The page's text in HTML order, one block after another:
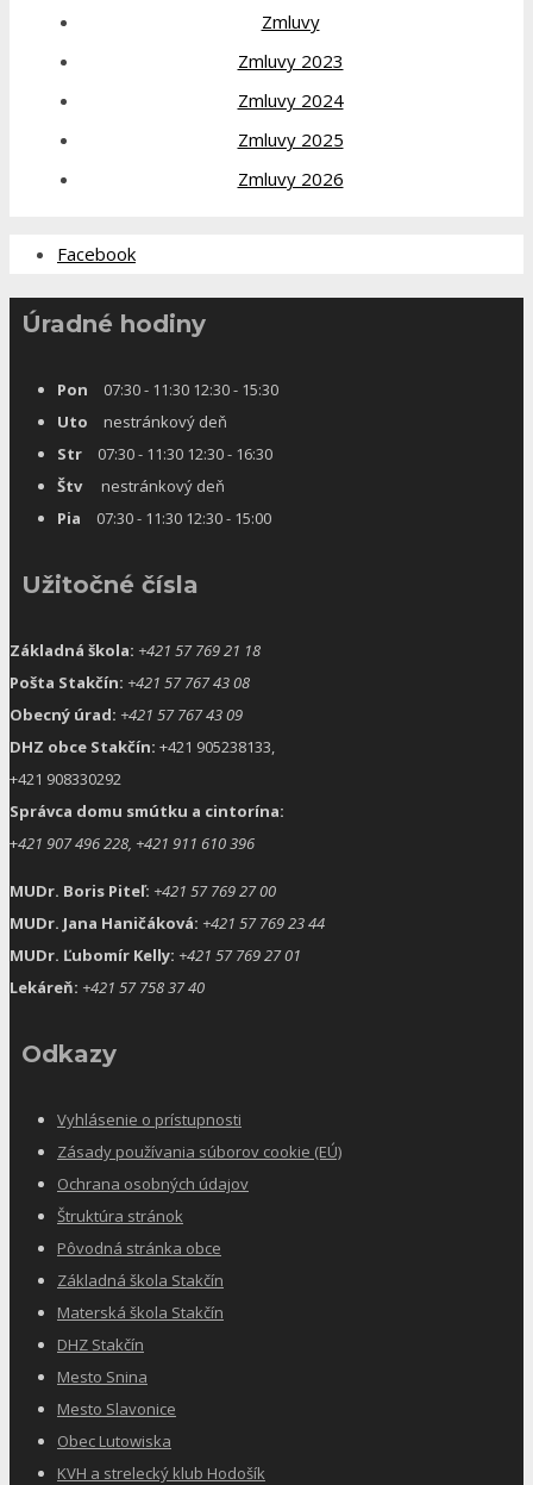
Zmluvy
Zmluvy 2023
Zmluvy 2024
Zmluvy 2025
Zmluvy 2026
Facebook
Úradné hodiny
Pon 07:30 - 11:30 12:30 - 15:30
Uto nestránkový deň
Str 07:30 - 11:30 12:30 - 16:30
Štvnestránkový deň
Pia 07:30 - 11:30 12:30 - 15:00
Užitočné čísla
Základná škola: +421 57 769 21 18
Pošta Stakčín: +421 57 767 43 08
Obecný úrad: +421 57 767 43 09
DHZ obce Stakčín: +421 905238133,
+421 908330292
Správca domu smútku a cintorína:
+421 907 496 228, +421 911 610 396
MUDr. Boris Piteľ: +421 57 769 27 00
MUDr. Jana Haničáková: +421 57 769 23 44
MUDr. Ľubomír Kelly: +421 57 769 27 01
Lekáreň: +421 57 758 37 40
Odkazy
Vyhlásenie o prístupnosti
Zásady používania súborov cookie (EÚ)
Ochrana osobných údajov
Štruktúra stránok
Pôvodná stránka obce
Základná škola Stakčín
Materská škola Stakčín
DHZ Stakčín
Mesto Snina
Mesto Slavonice
Obec Lutowiska
KVH a strelecký klub Hodošík